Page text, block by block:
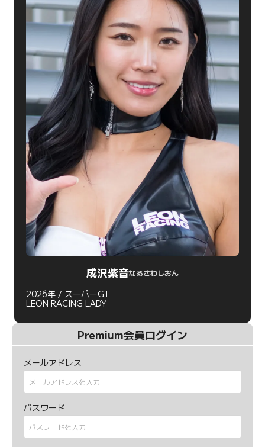
成沢紫音なるさわしおん
2026年 / スーパーGT
LEON RACING LADY
Premium会員ログイン
メールアドレス
パスワード